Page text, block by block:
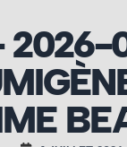
2026-